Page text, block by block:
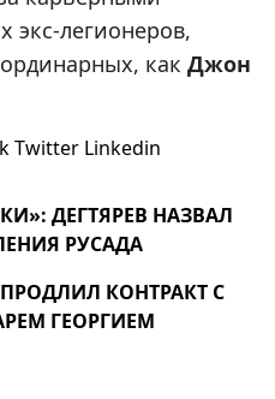
экс-легионеров,
как Джон
Twitter Linkedin
ДЕГТЯРЕВ НАЗВАЛ
РУСАДА
КОНТРАКТ С
ГЕОРГИЕМ